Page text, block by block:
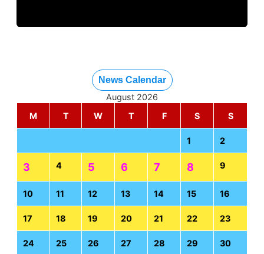
News Calendar
August 2026
M
T W T F S S
1 2
3 4 5 6 7 8 9
10 11 12 13 14 15 16
17 18 19 20 21 22 23
24 25 26 27 28 29 30